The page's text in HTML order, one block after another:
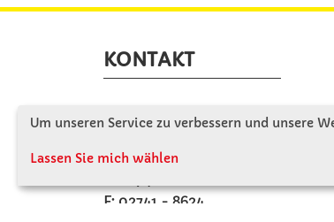
KONTAKT
Winkler Schulbedarf GmbH
A - 3121 Karlstetten
F: 02741 - 8624
Um unseren Service zu verbessern und unsere
Lassen Sie mich wählen